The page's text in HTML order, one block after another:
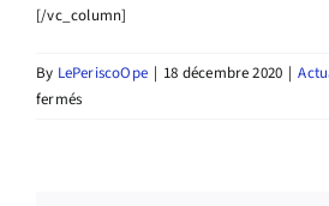
[/vc_column]
By LePeriscoOpe | 18 décembre 2020 |
ferméssur